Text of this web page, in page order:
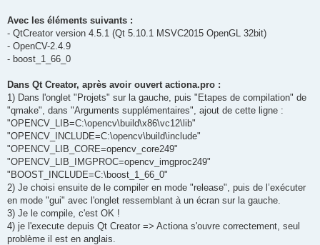
Avec les éléments suivants :
- QtCreator version 4.5.1 (Qt 5.10.1 MSVC2015 OpenGL 32bit)
- OpenCV-2.4.9
- boost_1_66_0
Dans Qt Creator, après avoir ouvert actiona.pro :
1) Dans l'onglet "Projets" sur la gauche, puis "Etapes de compilation" de
"qmake", dans "Arguments supplémentaires", ajout de cette ligne :
"OPENCV_LIB=C:\opencv\build\x86\vc12\lib"
"OPENCV_INCLUDE=C:\opencv\build\include"
"OPENCV_LIB_CORE=opencv_core249"
"OPENCV_LIB_IMGPROC=opencv_imgproc249"
"BOOST_INCLUDE=C:\boost_1_66_0"
2) Je choisi ensuite de le compiler en mode "release", puis de l’exécuter
en mode "gui" avec l'onglet ressemblant à un écran sur la gauche.
3) Je le compile, c'est OK !
4) je l'execute depuis Qt Creator => Actiona s'ouvre correctement, seul
problème il est en anglais.